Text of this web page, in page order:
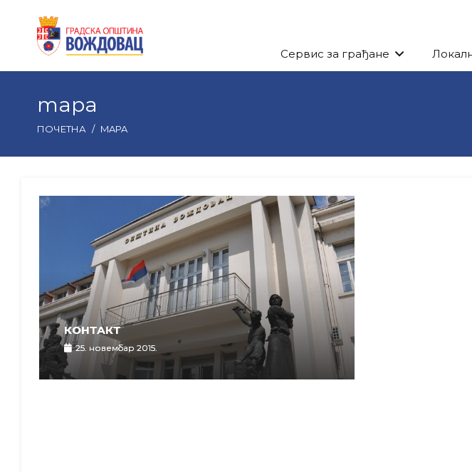
Сервис за грађане
mapa
ПОЧЕТНА / MAPA
КОНТАКТ
25. новембар 2015.